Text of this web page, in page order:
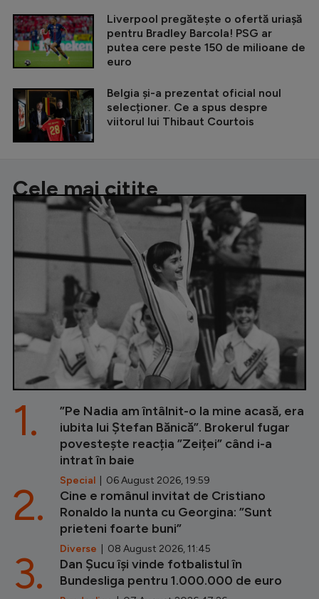
Liverpool pregătește o ofertă uriașă
pentru Bradley Barcola! PSG ar
putea cere peste 150 de milioane de
euro
Belgia și-a prezentat oficial noul
selecționer. Ce a spus despre
viitorul lui Thibaut Courtois
Cele mai citite
”Pe Nadia am întâlnit-o la mine acasă, era
iubita lui Ștefan Bănică”. Brokerul fugar
povestește reacția ”Zeiței” când i-a
intrat în baie
Special | 06 August 2026, 19:59
1.
Cine e românul invitat de Cristiano
Ronaldo la nunta cu Georgina: ”Sunt
prieteni foarte buni”
Diverse | 08 August 2026, 11:45
2.
Dan Șucu își vinde fotbalistul în
Bundesliga pentru 1.000.000 de euro
3.